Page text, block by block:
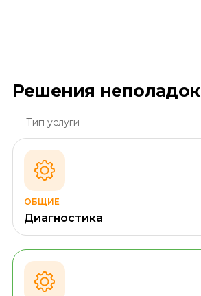
Решения неполадок
Тип услуги
ОБЩИЕ
Диагностика